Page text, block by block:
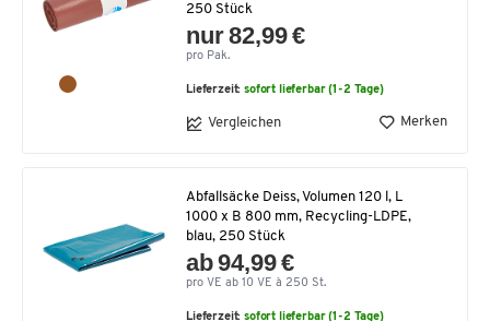
250 Stück
nur 82,99 €
pro Pak.
Lieferzeit:sofort lieferbar (1-2 Tage)
Vergleichen Merken
Abfallsäcke Deiss, Volumen 120 l, L
1000 x B 800 mm, Recycling-LDPE,
blau, 250 Stück
ab 94,99 €
pro VE ab 10 VE à 250 St.
Lieferzeit:sofort lieferbar (1-2 Tage)